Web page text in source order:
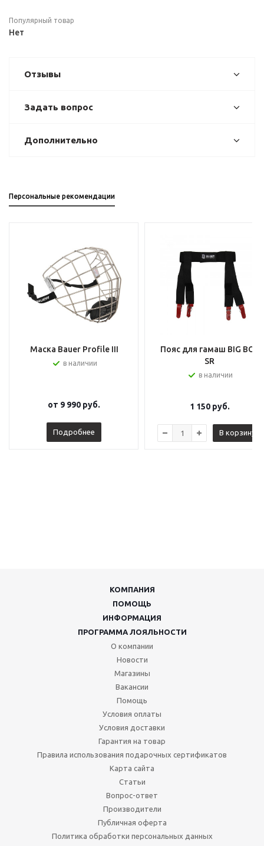
Популярный товар
Нет
Отзывы
Задать вопрос
Дополнительно
Персональные рекомендации
Маска Bauer Profile III
в наличии
от 9 990 руб.
Подробнее
Пояс для гамаш BIG BOY
SR
в наличии
1 150руб.
В корзину
КОМПАНИЯ
ПОМОЩЬ
ИНФОРМАЦИЯ
ПРОГРАММА ЛОЯЛЬНОСТИ
О компании
Новости
Магазины
Вакансии
Помощь
Условия оплаты
Условия доставки
Гарантия на товар
Правила использования подарочных сертификатов
Карта сайта
Статьи
Вопрос-ответ
Производители
Публичная оферта
Политика обработки персональных данных